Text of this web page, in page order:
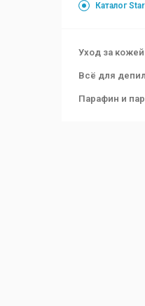
Каталог
Уход за кожей
Всё для
Парафин и